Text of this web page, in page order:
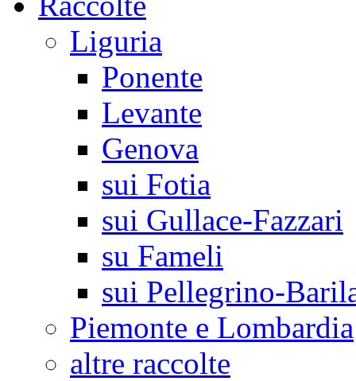
Liguria
Ponente
Levante
Genova
sui Fotia
sui Gullace-Fazzari
su Fameli
sui Pellegrino-
Piemonte e Lombardia
altre raccolte